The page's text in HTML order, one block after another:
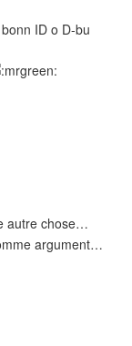
ID o D-bu
autre chose…
argument…